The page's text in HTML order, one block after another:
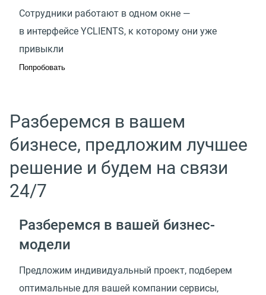
Сотрудники работают в одном окне —
в интерфейсе YCLIENTS, к которому они уже
привыкли
Попробовать
Разберемся в вашем
бизнесе, предложим лучшее
решение и будем на связи
24/7
Разберемся в вашей бизнес-
модели
Предложим индивидуальный проект, подберем
оптимальные для вашей компании сервисы,